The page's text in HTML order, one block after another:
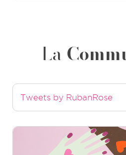
La
Tweets by RubanRose